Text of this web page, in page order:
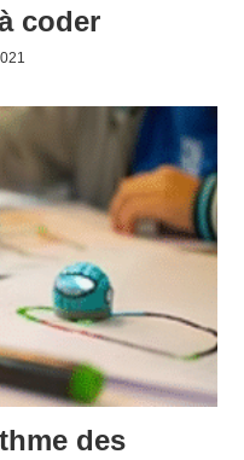
coder
des